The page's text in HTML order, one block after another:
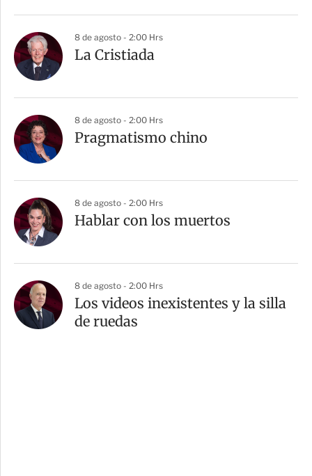
8 de agosto - 2:00 Hrs
La Cristiada
8 de agosto - 2:00 Hrs
Pragmatismo chino
8 de agosto - 2:00 Hrs
Hablar con los muertos
8 de agosto - 2:00 Hrs
Los videos inexistentes y la silla
de ruedas